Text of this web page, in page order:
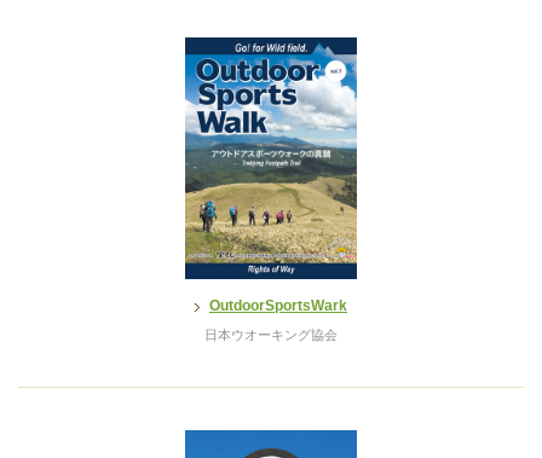
OutdoorSportsWark
日本ウオーキング協会